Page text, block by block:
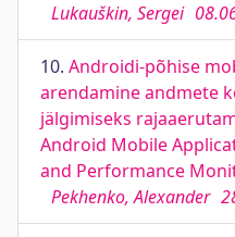
Lukauškin, Sergei
10. Androidi-põhise
arendamine andmete
jälgimiseks
Android Mobile
and Performance
Pekhenko, Alexander